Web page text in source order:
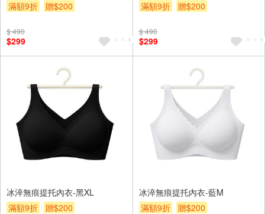
滿額9折
贈$200
$ 490
$299
滿額9折
贈$200
$ 490
$299
冰淬無痕提托內衣-黑XL
滿額9折
贈$200
冰淬無痕提托內衣-藍M
滿額9折
贈$200